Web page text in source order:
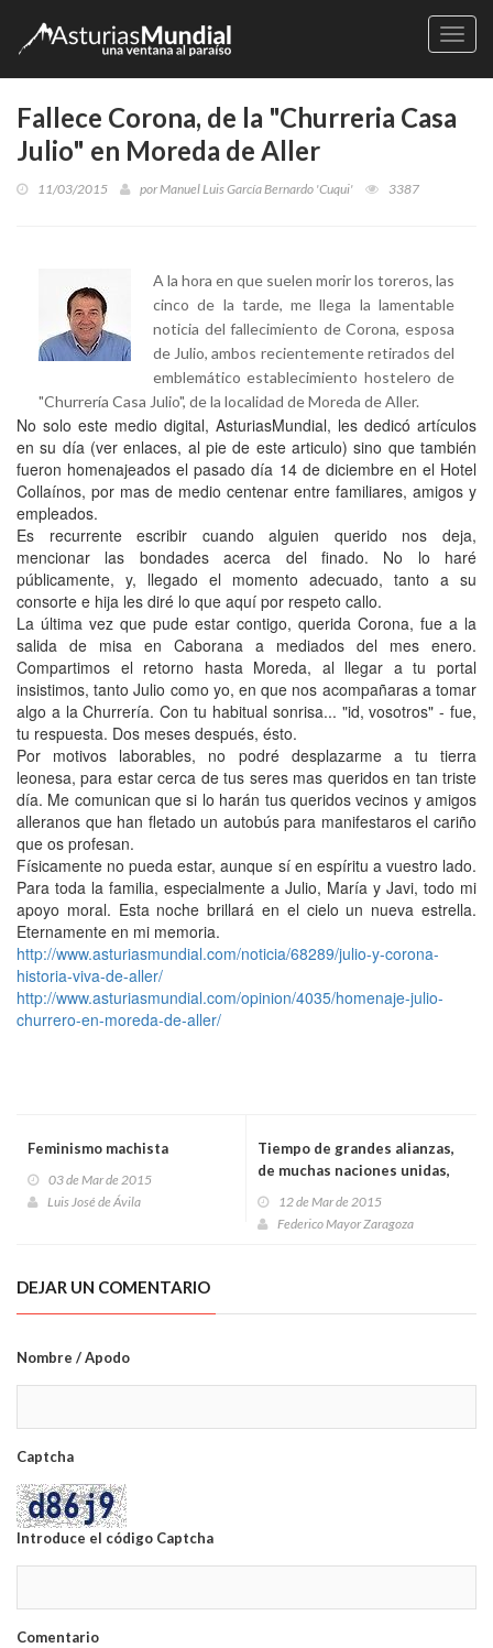
Fallece Corona, de la "Churreria Casa
Julio" en Moreda de Aller
11/03/2015 porManuel Luis García Bernardo 'Cuqui' 3387
A la hora en que suelen morir los toreros, las
cinco de la tarde, me llega la lamentable
noticia del fallecimiento de Corona, esposa
de Julio, ambos recientemente retirados del
emblemático establecimiento hostelero de
"Churrería Casa Julio", de la localidad de Moreda de Aller.
No solo este medio digital, AsturiasMundial, les dedicó artículos
en su día (ver enlaces, al pie de este articulo) sino que también
fueron homenajeados el pasado día 14 de diciembre en el Hotel
Collaínos, por mas de medio centenar entre familiares, amigos y
empleados.
Es recurrente escribir cuando alguien querido nos deja,
mencionar las bondades acerca del finado. No lo haré
públicamente, y, llegado el momento adecuado, tanto a su
consorte e hija les diré lo que aquí por respeto callo.
La última vez que pude estar contigo, querida Corona, fue a la
salida de misa en Caborana a mediados del mes enero.
Compartimos el retorno hasta Moreda, al llegar a tu portal
insistimos, tanto Julio como yo, en que nos acompañaras a tomar
algo a la Churrería. Con tu habitual sonrisa... "id, vosotros" - fue,
tu respuesta. Dos meses después, ésto.
Por motivos laborables, no podré desplazarme a tu tierra
leonesa, para estar cerca de tus seres mas queridos en tan triste
día. Me comunican que si lo harán tus queridos vecinos y amigos
alleranos que han fletado un autobús para manifestaros el cariño
que os profesan.
Físicamente no pueda estar, aunque sí en espíritu a vuestro lado.
Para toda la familia, especialmente a Julio, María y Javi, todo mi
apoyo moral. Esta noche brillará en el cielo un nueva estrella.
Eternamente en mi memoria.
http://www.asturiasmundial.com/noticia/68289/julio-y-corona-
historia-viva-de-aller/
http://www.asturiasmundial.com/opinion/4035/homenaje-julio-
churrero-en-moreda-de-aller/
Feminismo machista
03 de Mar de 2015
Luis José de Ávila
Tiempo de grandes alianzas,
de muchas naciones unidas,
de Naciones Unidas
12 de Mar de 2015
Federico Mayor Zaragoza
DEJAR UN COMENTARIO
Nombre / Apodo
Captcha
Introduce el código Captcha
Comentario